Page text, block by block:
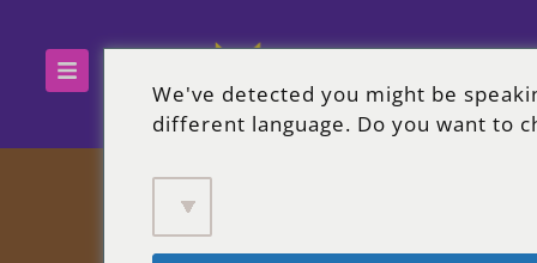
We've detected you might be
different language. Do you want to